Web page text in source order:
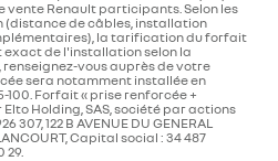
micro-pixels blancs
3
vente Renault participants. Selon les
de câbles, installation
la tarification du forfait
de l'installation selon la
vous auprès de votre
sera notamment installée en
Forfait « prise renforcée +
Holding, SAS, société par actions
307, 122 B AVENUE DU GENERAL
Capital social : 34 487
29.